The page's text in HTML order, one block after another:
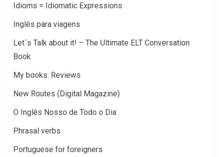
Idioms = Idiomatic Expressions
Inglês para viagens
Let´s Talk about it! – The Ultimate ELT Conversation
Book
My books: Reviews
New Routes (Digital Magazine)
O Inglês Nosso de Todo o Dia
Phrasal verbs
Portuguese for foreigners